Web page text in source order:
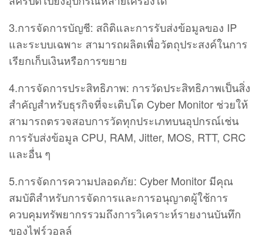
3.การจัดการบัญชี: สถิติและการรับส่งข้อมูลของ IP
และระบบเฉพาะ สามารถผลิตเพื่อวัตถุประสงค์ในการ
เรียกเก็บเงินหรือการขยาย
4.การจัดการประสิทธิภาพ: การวัดประสิทธิภาพเป็นสิ่ง
สําคัญสําหรับธุรกิจที่จะเติบโต Cyber Monitor ช่วยให้
สามารถตรวจสอบการวัดทุกประเภทบนอุปกรณ์เช่น
การรับส่งข้อมูล CPU, RAM, Jitter, MOS, RTT, CRC
และอื่น ๆ
5.การจัดการความปลอดภัย: Cyber Monitor มีคุณ
สมบัติสําหรับการจัดการและการอนุญาตผู้ใช้การ
ควบคุมทรัพยากรรวมถึงการวิเคราะห์รายงานบันทึก
ของไฟร์วอลล์